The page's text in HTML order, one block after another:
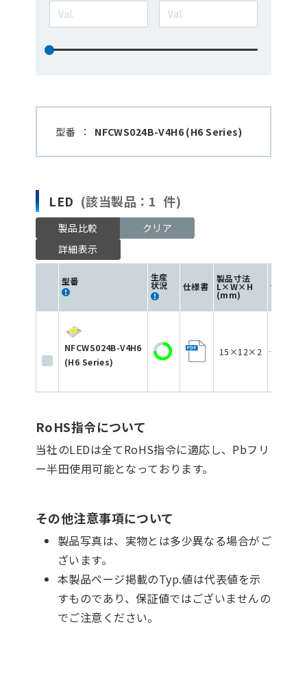
型番 ： NFCWS024B-V4H6 (H6 Series)
LED (該当製品：1 件)
製品比較
クリア
詳細表示
型番 生産
状況 仕様書
製品寸法
L×W×H
(mm)
色
NFCWS024B-V4H6
(H6 Series)
15×12×2
RoHS指令について
当社のLEDは全てRoHS指令に適応し、Pbフリ
ー半田使用可能となっております。
その他注意事項について
製品写真は、実物とは多少異なる場合がご
ざいます。
本製品ページ掲載のTyp.値は代表値を示
すものであり、保証値ではございませんの
でご注意ください。